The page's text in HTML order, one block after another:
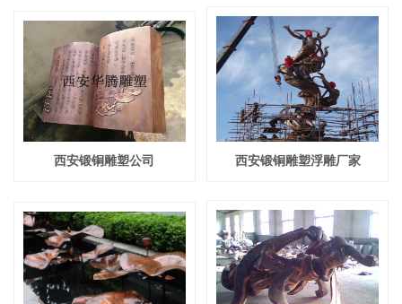
西安锻铜雕塑公司 西安锻铜雕塑浮雕厂家